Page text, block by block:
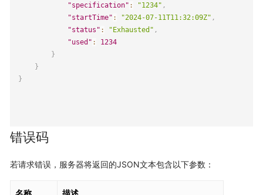
"specification" : "1234" ,
"startTime" : "2024-07-11T11:32:09Z" ,
"status" : "Exhausted" ,
"used" :
1234
}
}
}
错误码
若请求错误，服务器将返回的JSON文本包含以下参数：
名称 描述